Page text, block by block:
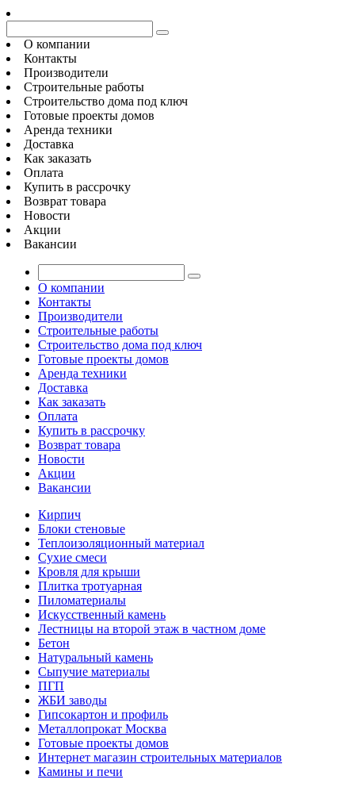
О компании
Контакты
Производители
Строительные работы
Строительство дома под ключ
Готовые проекты домов
Аренда техники
Доставка
Как заказать
Оплата
Купить в рассрочку
Возврат товара
Новости
Акции
Вакансии
О компании
Контакты
Производители
Строительные работы
Строительство дома под ключ
Готовые проекты домов
Аренда техники
Доставка
Как заказать
Оплата
Купить в рассрочку
Возврат товара
Новости
Акции
Вакансии
Кирпич
Блоки стеновые
Теплоизоляционный материал
Сухие смеси
Кровля для крыши
Плитка тротуарная
Пиломатериалы
Искусственный камень
Лестницы на второй этаж в частном доме
Бетон
Натуральный камень
Сыпучие материалы
ПГП
ЖБИ заводы
Гипсокартон и профиль
Металлопрокат Москва
Готовые проекты домов
Интернет магазин строительных материалов
Камины и печи